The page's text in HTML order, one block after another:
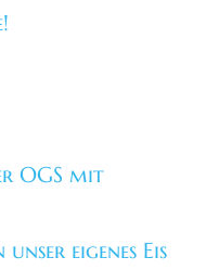
OGS mit
eigenes Eis